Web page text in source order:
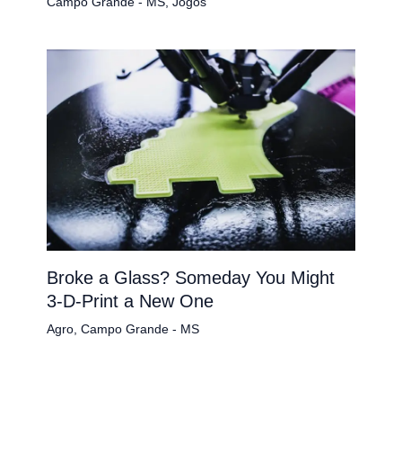
Broke a Glass? Someday You Might
3-D-Print a New One
Agro, Campo Grande - MS